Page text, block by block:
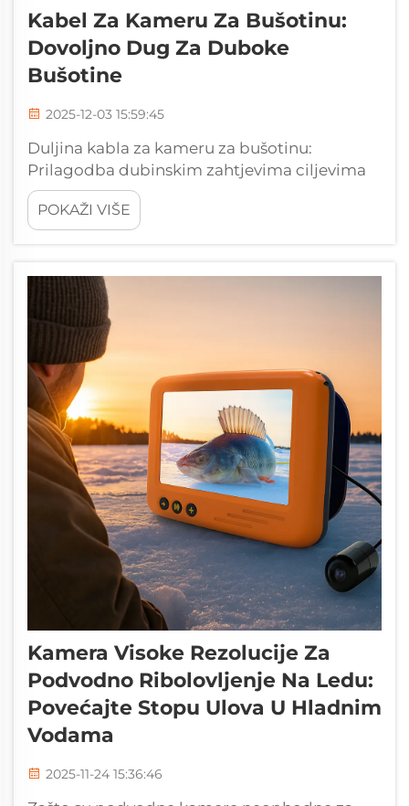
Kabel Za Kameru Za Bušotinu:
Dovoljno Dug Za Duboke
Bušotine
2025-12-03 15:59:45
Duljina kabla za kameru za bušotinu:
Prilagodba dubinskim zahtjevima ciljevima
inspekcije. Standardni nasuprot produženim
kablovima: Kada odabrati kabel duljine 110 m,
150 m ili 609 m. Odabir prave duljine kabla
između...
POKAŽI VIŠE
Kamera Visoke Rezolucije Za
Podvodno Ribolovljenje Na Ledu:
Povećajte Stopu Ulova U Hladnim
Vodama
2025-11-24 15:36:46